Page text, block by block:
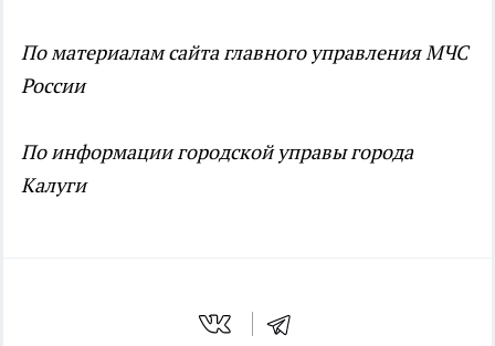
По материалам сайта главного управления МЧС
России
По информации городской управы города
Калуги